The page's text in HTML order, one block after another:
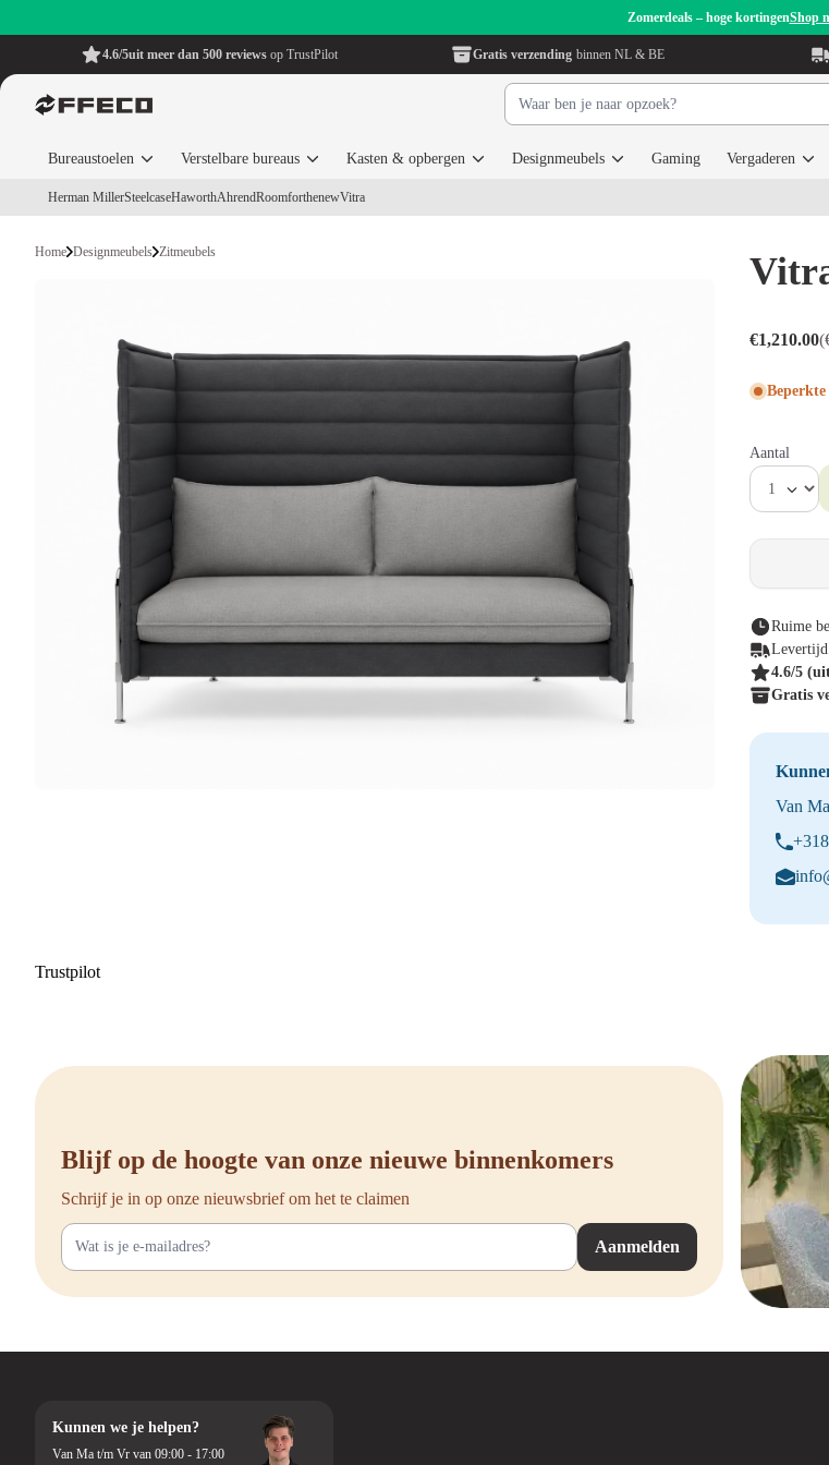
Zomerdeals – hoge kortingenShop
4.6/5uit meer dan 500 reviews op TrustPilot Gratis verzending binnen NL & BE
Bureaustoelen Verstelbare bureaus Kasten & opbergen Designmeubels Gaming Vergaderen
Herman MillerSteelcaseHaworthAhrendRoomforthenewVitra
Home Designmeubels Zitmeubels
€1,210.00
Aantal
Ruime
4.6/5
Gratis
Van
Trustpilot
Blijf op de hoogte van onze nieuwe binnenkomers
Schrijf je in op onze nieuwsbrief om het te claimen
Aanmelden
Kunnen we je helpen?
Van Ma t/m Vr van 09:00 - 17:00